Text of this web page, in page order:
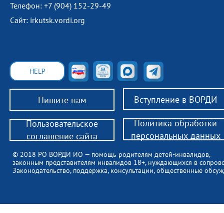
Телефон: +7 (904) 152-29-49
Сайт: irkutsk.vordi.org
Пишите нам Вступление в ВОРДИ
© 2018 РО ВОРДИ ИО — помощь родителям детей-инвалидов,
законным представителям инвалидов 18+, нуждающихся в
Законодательство, поддержка, консультации, общественные
HELP
Пользовательское
соглашение сайта
Политика обработки
персональных данных